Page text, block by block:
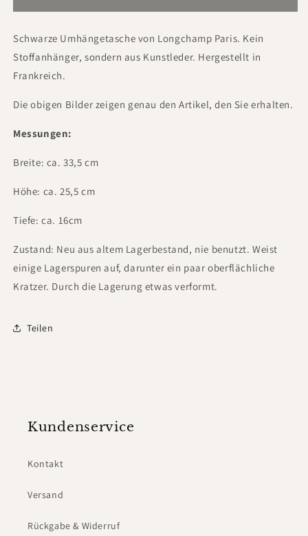
Schwarze Umhängetasche von Longchamp Paris. Kein
Stoffanhänger, sondern aus Kunstleder. Hergestellt in
Frankreich.
Die obigen Bilder zeigen genau den Artikel, den Sie erhalten.
Messungen:
Breite: ca. 33,5 cm
Höhe: ca. 25,5 cm
Tiefe: ca. 16cm
Zustand: Neu aus altem Lagerbestand, nie benutzt. Weist
einige Lagerspuren auf, darunter ein paar oberflächliche
Kratzer. Durch die Lagerung etwas verformt.
Teilen
Kundenservice
Kontakt
Versand
Rückgabe & Widerruf